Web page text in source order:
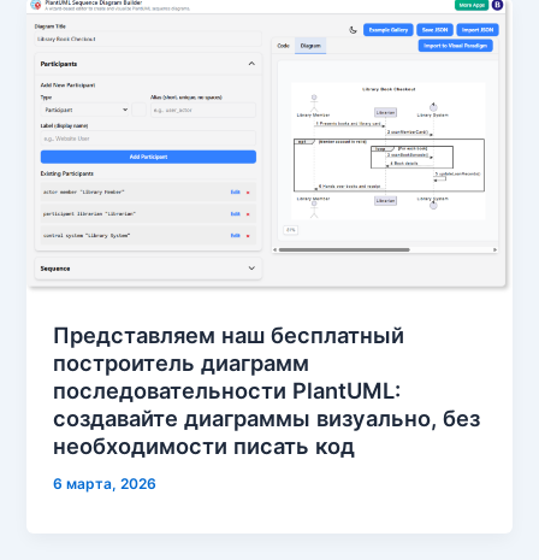
Представляем наш бесплатный
построитель диаграмм
последовательности PlantUML:
создавайте диаграммы визуально, без
необходимости писать код
6 марта, 2026